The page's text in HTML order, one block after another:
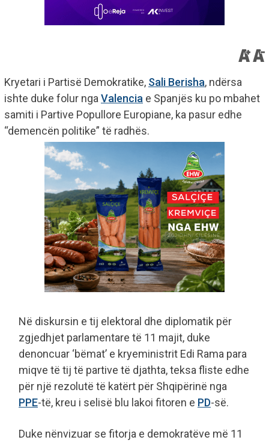
Kryetari i Partisë Demokratike, Sali Berisha, ndërsa
ishte duke folur nga Valencia e Spanjës ku po mbahet
samiti i Partive Popullore Europiane, ka pasur edhe
“demencën politike” të radhës.
Në diskursin e tij elektoral dhe diplomatik për
zgjedhjet parlamentare të 11 majit, duke
denoncuar ‘bëmat’ e kryeministrit Edi Rama para
miqve të tij të partive të djathta, teksa fliste edhe
për një rezolutë të katërt për Shqipërinë nga
PPE-të, kreu i selisë blu lakoi fitoren e PD-së.
Duke nënvizuar se fitorja e demokratëve më 11